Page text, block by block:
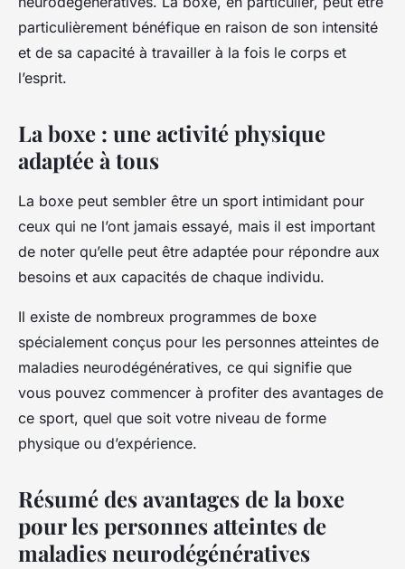
particulièrement bénéfique en raison de son intensité
et de sa capacité à travailler à la fois le corps et
l’esprit.
La boxe : une activité physique
adaptée à tous
La boxe peut sembler être un sport intimidant pour
ceux qui ne l’ont jamais essayé, mais il est important
de noter qu’elle peut être adaptée pour répondre aux
besoins et aux capacités de chaque individu.
Il existe de nombreux programmes de boxe
spécialement conçus pour les personnes atteintes de
maladies neurodégénératives, ce qui signifie que
vous pouvez commencer à profiter des avantages de
ce sport, quel que soit votre niveau de forme
physique ou d’expérience.
Résumé des avantages de la boxe
pour les personnes atteintes de
maladies neurodégénératives